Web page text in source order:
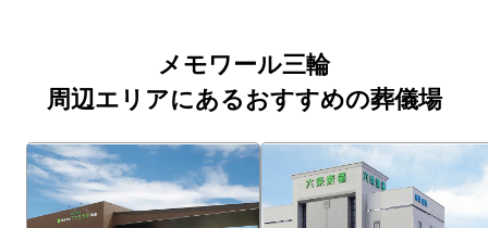
メモワール三輪
周辺エリアにあるおすすめの葬儀場